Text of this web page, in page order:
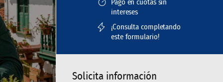
Pago en cuotas sin
intereses
¡Consulta completando
este formulario!
Solicita información